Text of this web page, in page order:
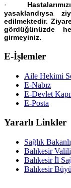
·
yasaklandıysa
edilmektedir.
gördüğünüzde
girmeyiniz.
E-İşlemler
Aile Hekimi
E-Nabız
E-Devlet
E-Posta
Yararlı Linkler
Sağlık
Balıkesir
Balıkesir İl
Balıkesir